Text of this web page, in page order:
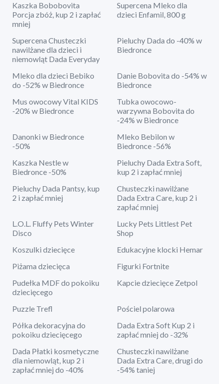
Kaszka Bobobovita
Porcja zbóż, kup 2 i zapłać
mniej
Supercena Mleko dla
dzieci Enfamil, 800 g
Supercena Chusteczki
nawilżane dla dzieci i
niemowląt Dada Everyday
Pieluchy Dada do -40% w
Biedronce
Mleko dla dzieci Bebiko
do -52% w Biedronce
Danie Bobovita do -54% w
Biedronce
Mus owocowy Vital KIDS
-20% w Biedronce
Tubka owocowo-
warzywna Bobovita do
-24% w Biedronce
Danonki w Biedronce
-50%
Mleko Bebilon w
Biedronce -56%
Kaszka Nestle w
Biedronce -50%
Pieluchy Dada Extra Soft,
kup 2 i zapłać mniej
Pieluchy Dada Pantsy, kup
2 i zapłać mniej
Chusteczki nawilżane
Dada Extra Care, kup 2 i
zapłać mniej
L.O.L. Fluffy Pets Winter
Disco
Lucky Pets Littlest Pet
Shop
Koszulki dziecięce
Edukacyjne klocki Hemar
Piżama dziecięca
Figurki Fortnite
Pudełka MDF do pokoiku
dziecięcego
Kapcie dziecięce Zetpol
Puzzle Trefl
Pościel polarowa
Półka dekoracyjna do
pokoiku dziecięcego
Dada Extra Soft Kup 2 i
zapłać mniej do -32%
Dada Płatki kosmetyczne
dla niemowląt, kup 2 i
zapłać mniej do -40%
Chusteczki nawilżane
Dada Extra Care, drugi do
-54% taniej